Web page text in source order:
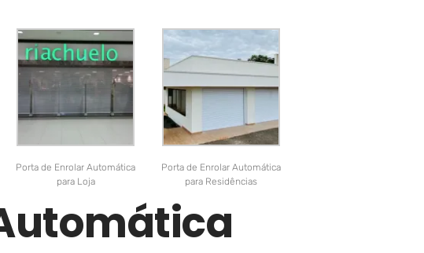
Porta de Enrolar Automática
para Loja
Porta de Enrolar Automática
para Residências